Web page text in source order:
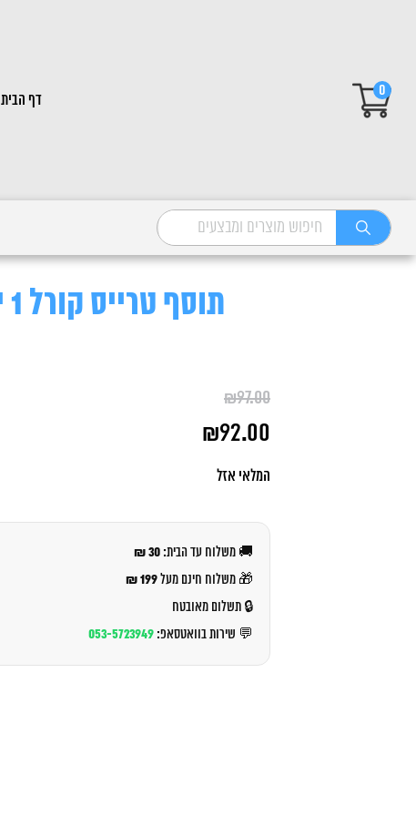
0
דף הבית
תוסף טרייס קורל 1 יחידה
₪97.00
המקורי
₪97.00.
₪92.00
הנוכחי
המלאי אזל
🚚 משלוח עד הבית: 30 ₪
🎁 משלוח חינם מעל199 ₪
🔒 תשלום מאובטח
💬 שירות בוואטסאפ: 053-5723949